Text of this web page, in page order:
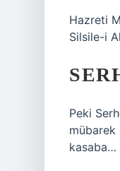
Hazreti
Silsile-i
Peki
mübarek
kasaba…